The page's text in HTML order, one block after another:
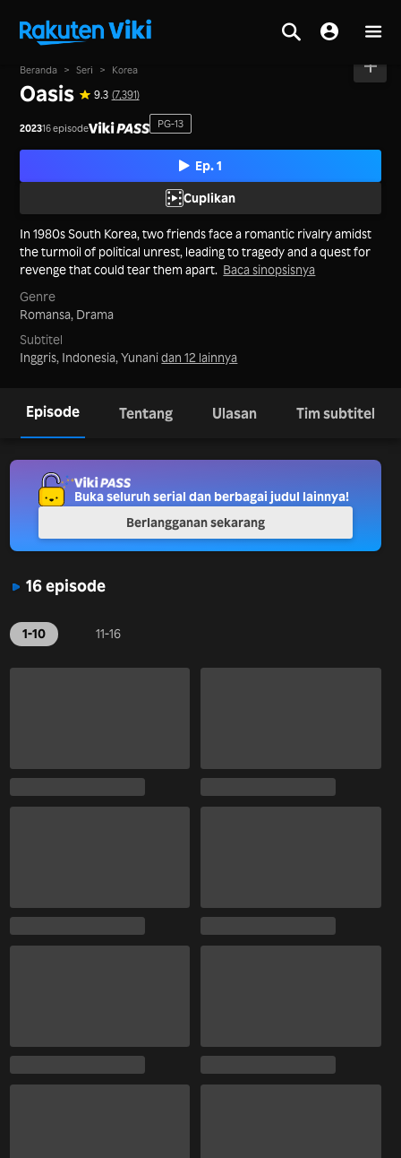
Beranda > Seri > Korea
Oasis 9.3 (7,391)
202316 episode PG-13
Ep. 1
Cuplikan
In 1980s South Korea, two friends face a romantic rivalry amidst
the turmoil of political unrest, leading to tragedy and a quest for
revenge that could tear them apart. Baca sinopsisnya
Genre
Romansa, Drama
Subtitel
Inggris, Indonesia, Yunanidan 12 lainnya
Episode Tentang Ulasan Tim subtitel
16 episode
1-10 11-16
Buka seluruh serial dan berbagai judul lainnya!
Berlangganan sekarang